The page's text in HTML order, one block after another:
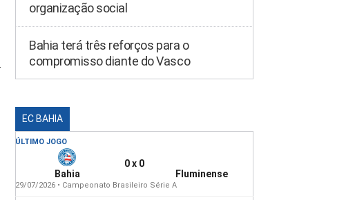
organização social
Bahia terá três reforços para o
compromisso diante do Vasco
EC BAHIA
ÚLTIMO JOGO
Bahia
0 x 0
Fluminense
29/07/2026 • Campeonato Brasileiro Série A